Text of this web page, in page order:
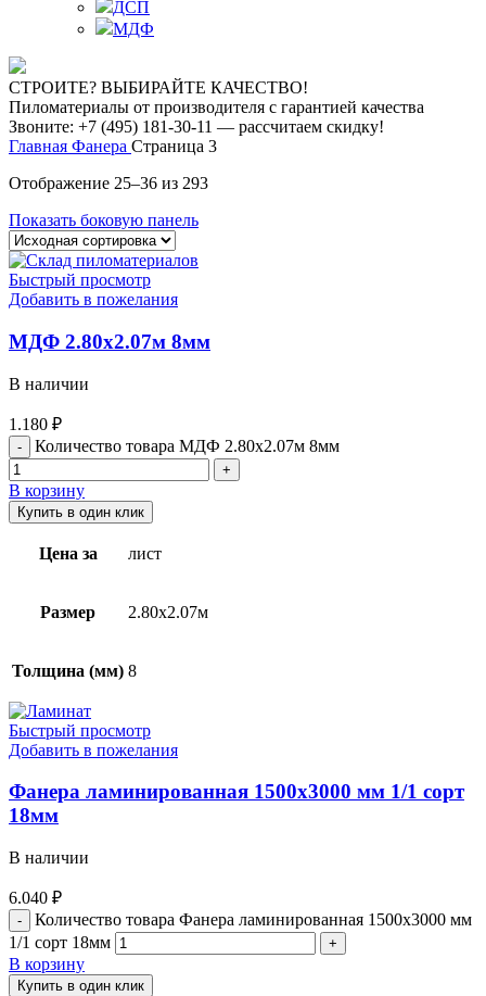
ДСП
МДФ
СТРОИТЕ? ВЫБИРАЙТЕ КАЧЕСТВО!
Пиломатериалы от производителя с гарантией качества
Звоните: +7 (495) 181-30-11 — рассчитаем скидку!
Главная Фанера Страница 3
Отображение 25–36 из 293
Показать боковую панель
Быстрый просмотр
Добавить в пожелания
МДФ 2.80х2.07м 8мм
В наличии
1.180 ₽
Количество товара МДФ 2.80х2.07м 8мм
В корзину
Купить в один клик
Цена за лист
Размер 2.80х2.07м
Толщина (мм) 8
Быстрый просмотр
Добавить в пожелания
Фанера ламинированная 1500х3000 мм 1/1 сорт
18мм
В наличии
6.040 ₽
Количество товара Фанера ламинированная 1500х3000 мм
1/1 сорт 18мм
В корзину
Купить в один клик